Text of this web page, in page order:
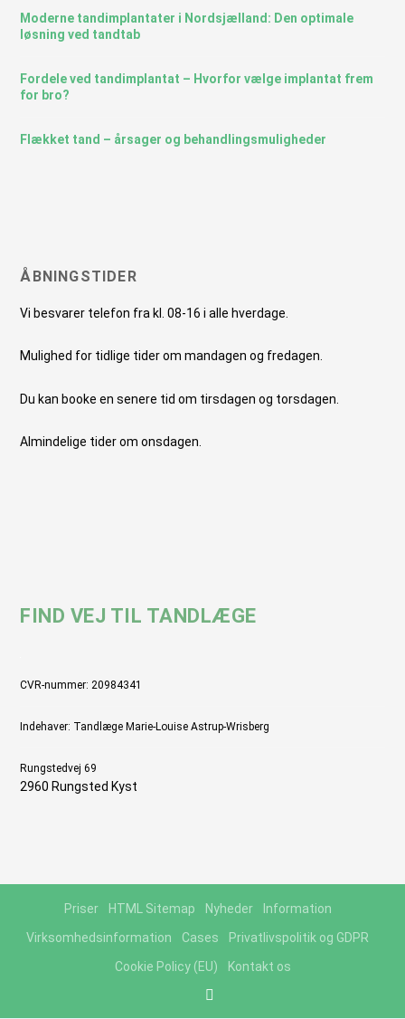
Moderne tandimplantater i Nordsjælland: Den optimale
løsning ved tandtab
Fordele ved tandimplantat – Hvorfor vælge implantat frem
for bro?
Flækket tand – årsager og behandlingsmuligheder
ÅBNINGSTIDER
Vi besvarer telefon fra kl. 08-16 i alle hverdage.
Mulighed for tidlige tider om mandagen og fredagen.
Du kan booke en senere tid om tirsdagen og torsdagen.
Almindelige tider om onsdagen.
FIND VEJ TIL TANDLÆGE
CVR-nummer: 20984341
Indehaver: Tandlæge Marie-Louise Astrup-Wrisberg
Rungstedvej 69
2960 Rungsted Kyst
Priser HTML Sitemap Nyheder
Information
Virksomhedsinformation
Cases
Privatlivspolitik og GDPR
Cookie Policy (EU)
Kontakt os